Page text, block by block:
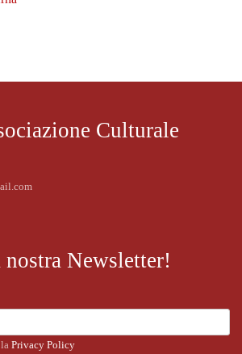
Culturale
Newsletter!
Privacy Policy